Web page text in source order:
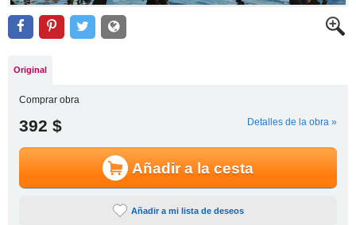
Original
Comprar obra
392 $ Detalles de la obra »
Añadir a la cesta
Añadir a mi lista de deseos